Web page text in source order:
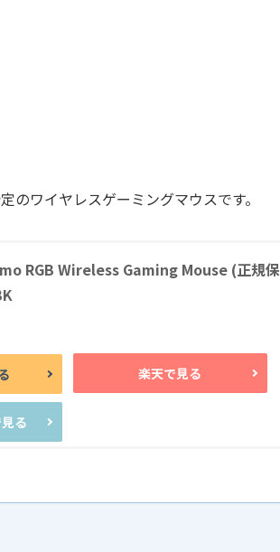
のワイヤレスゲーミングマウスです。
RGB Wireless Gaming Mouse (正規保
楽天で見る
る